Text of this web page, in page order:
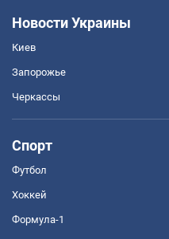
Новости Украины
Киев
Запорожье
Черкассы
Спорт
Футбол
Хоккей
Формула-1